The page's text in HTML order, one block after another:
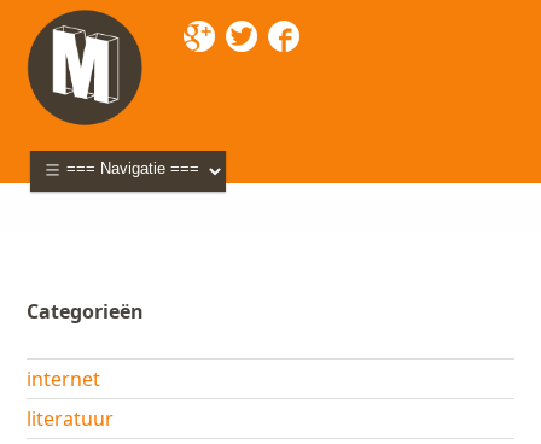
Categorieën
internet
literatuur